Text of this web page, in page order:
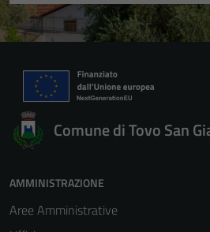
Comune di Tovo San
AMMINISTRAZIONE
Aree Amministrative